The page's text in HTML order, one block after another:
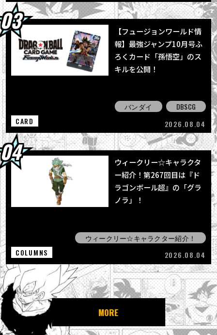
【フュージョンワールド情
報】最強ジャンプ10月号ふ
ろくカード「孫悟空」のス
キルを公開！
バンダイ
DBSCG
CARD
2026.08.04
ウィークリー☆キャラクタ
ー紹介！第267回目は『ド
ラゴンボール超』の「グラ
ノラ」！
ウィークリー☆キャラクター紹介！
COLUMNS
2026.08.04
MORE